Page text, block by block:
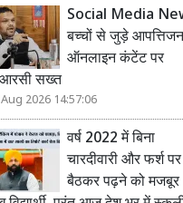
Social Media
बच्चों से जुड़े
ऑनलाइन कंटेंट पर
सख्त
2026 14:57:06
वर्ष 2022 में बिना
चारदीवारी और फर्श पर
बैठकर पढ़ने को